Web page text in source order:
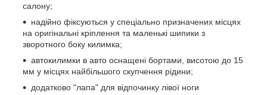
салону;
надійно фіксуються у спеціально призначених місцях
на оригінальні кріплення та маленькі шипики з
зворотного боку килимка;
автокилимки в авто оснащені бортами, висотою до 15
мм у місцях найбільшого скупчення рідини;
додатково "лапа" для відпочинку лівої ноги